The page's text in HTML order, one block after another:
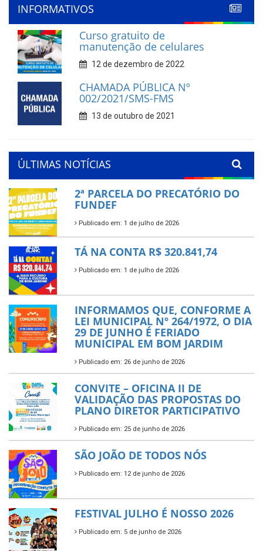
INFORMATIVOS
Curso gratuito de
manutenção de celulares
12 de dezembro de 2022
CHAMADA PÚBLICA Nº
002/2021/SMS-FMS
13 de outubro de 2021
ÚLTIMAS NOTÍCIAS
2ª PARCELA DO PRECATÓRIO DO
FUNDEF
Publicado em: 1 de julho de 2026
TÁ NA CONTA R$ 320.841,74
Publicado em: 1 de julho de 2026
INFORMAMOS QUE, CONFORME A
LEI MUNICIPAL Nº 264/1972, O DIA
29 DE JUNHO É FERIADO
MUNICIPAL EM BOM JARDIM
Publicado em: 26 de junho de 2026
CONVITE – OFICINA II DE
VALIDAÇÃO DAS PROPOSTAS DO
PLANO DIRETOR PARTICIPATIVO
Publicado em: 25 de junho de 2026
SÃO JOÃO DE TODOS NÓS
Publicado em: 12 de junho de 2026
FESTIVAL JULHO É NOSSO 2026
Publicado em: 5 de junho de 2026